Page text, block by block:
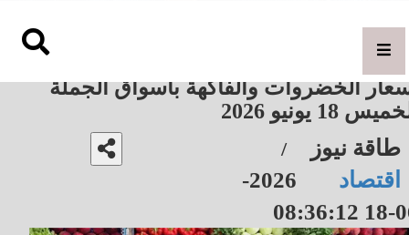
الخضروات والفاكهة بأسواق الجملة
18 يونيو 2026
طاقة نيوز /
اقتصاد
2026-
06-18